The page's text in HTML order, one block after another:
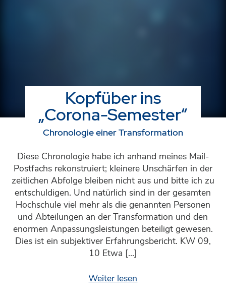
Kopfüber ins
„Corona-Semester“
Chronologie einer Transformation
Diese Chronologie habe ich anhand meines Mail-
Postfachs rekonstruiert; kleinere Unschärfen in der
zeitlichen Abfolge bleiben nicht aus und bitte ich zu
entschuldigen. Und natürlich sind in der gesamten
Hochschule viel mehr als die genannten Personen
und Abteilungen an der Transformation und den
enormen Anpassungsleistungen beteiligt gewesen.
Dies ist ein subjektiver Erfahrungsbericht. KW 09,
10 Etwa […]
Weiter lesen